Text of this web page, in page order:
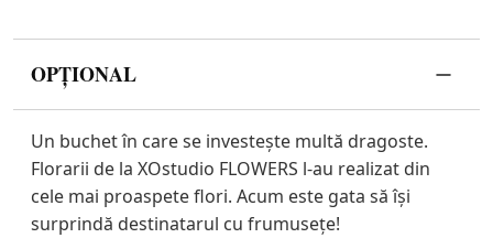
OPȚIONAL
Un buchet în care se investește multă dragoste.
Florarii de la XOstudio FLOWERS l-au realizat din
cele mai proaspete flori. Acum este gata să își
surprindă destinatarul cu frumusețe!